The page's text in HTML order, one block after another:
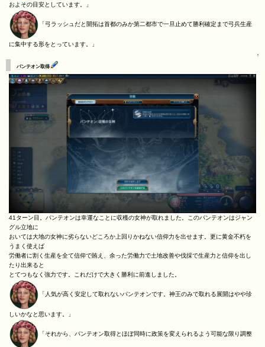
およその目安としています。」
「弓ラッシュだと開拓は首都のみか第二都市で一旦止めて勝利確定まで弓兵生産
に集中する形をとっています。」
↑
パンテオン取得
41ターン目。パンテオンは幸運なことに収穫の女神が取れました。このパンテオンはジャン
グル立地に
おいては大地の女神に劣らないどころか上回りかねない信仰力を出せます。更に黄金不朽を
うまく使えば
労働者に割く生産を全て信仰で賄え、余った労働力で土地改善や伐採で生産力と信仰を出し
たり出来ると
とてつもなく強力です。これだけで大きく勝利に前進しました。
「人気が高く安定して取れないパンテオンです。神王のみで取れる展開はやや珍
しいかなと思います。」
「それから、パンテオン取得とほぼ同時に政策を変えられるよう可能な限り調整